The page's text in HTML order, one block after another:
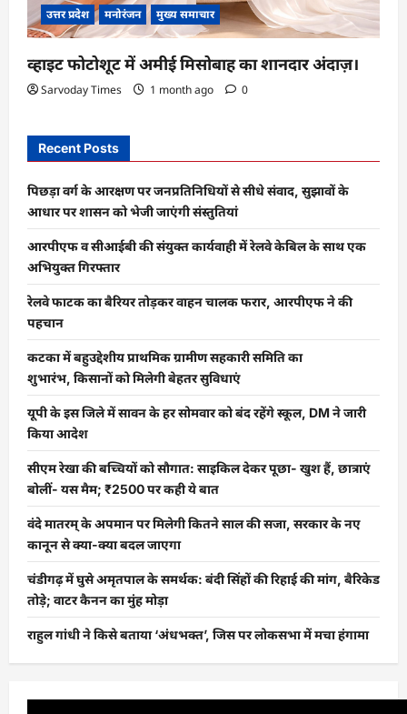
उत्तर प्रदेश मनोरंजन मुख्य समाचार
व्हाइट फोटोशूट में अमीई मिसोबाह का शानदार अंदाज़।
Sarvoday Times 1 month ago 0
Recent Posts
पिछड़ा वर्ग के आरक्षण पर जनप्रतिनिधियों से सीधे संवाद, सुझावों के
आधार पर शासन को भेजी जाएंगी संस्तुतियां
आरपीएफ व सीआईबी की संयुक्त कार्यवाही में रेलवे केबिल के साथ एक
अभियुक्त गिरफ्तार
रेलवे फाटक का बैरियर तोड़कर वाहन चालक फरार, आरपीएफ ने की
पहचान
कटका में बहुउद्देशीय प्राथमिक ग्रामीण सहकारी समिति का
शुभारंभ, किसानों को मिलेगी बेहतर सुविधाएं
यूपी के इस जिले में सावन के हर सोमवार को बंद रहेंगे स्कूल, DM ने जारी
किया आदेश
सीएम रेखा की बच्चियों को सौगात: साइकिल देकर पूछा- खुश हैं, छात्राएं
बोलीं- यस मैम; ₹2500 पर कही ये बात
वंदे मातरम् के अपमान पर मिलेगी कितने साल की सजा, सरकार के नए
कानून से क्या-क्या बदल जाएगा
चंडीगढ़ में घुसे अमृतपाल के समर्थक: बंदी सिंहों की रिहाई की मांग, बैरिकेड
तोड़े; वाटर कैनन का मुंह मोड़ा
राहुल गांधी ने किसे बताया ‘अंधभक्त’, जिस पर लोकसभा में मचा हंगामा